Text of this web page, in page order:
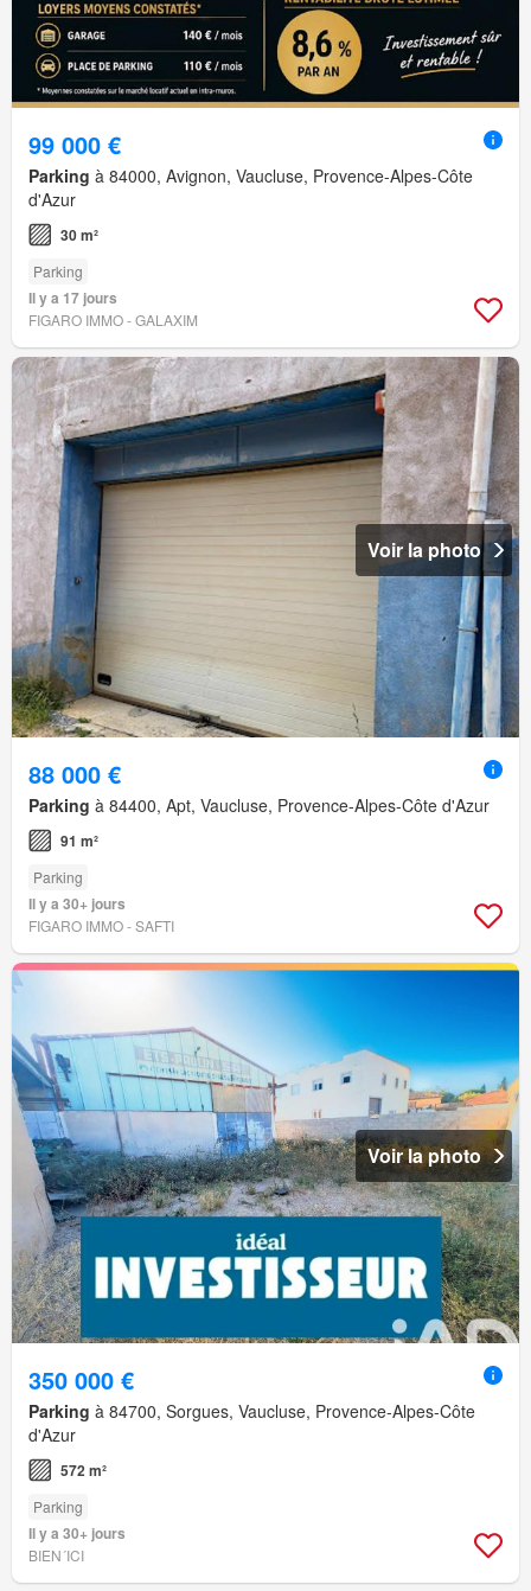
99 000 €
Parking à 84000, Avignon, Vaucluse, Provence-Alpes-Côte
d'Azur
30 m²
Parking
Il y a 17 jours
FIGARO IMMO - GALAXIM
Voir la photo
88 000 €
Parking à 84400, Apt, Vaucluse, Provence-Alpes-Côte d'Azur
91 m²
Parking
Il y a 30+ jours
FIGARO IMMO - SAFTI
Voir la photo
350 000 €
Parking à 84700, Sorgues, Vaucluse, Provence-Alpes-Côte
d'Azur
572 m²
Parking
Il y a 30+ jours
BIEN´ICI